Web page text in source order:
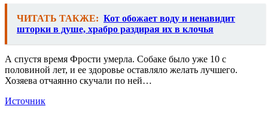
ЧИТАТЬ ТАКЖЕ: Кот обожает воду и ненавидит
шторки в душе, храбро раздирая их в клочья
А спустя время Фрости умерла. Собаке было уже 10 с
половиной лет, и ее здоровье оставляло желать лучшего.
Хозяева отчаянно скучали по ней…
Источник